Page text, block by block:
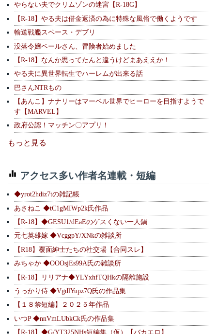
やらない夫でクリムゾンの迷宮【R-18G】
【R-18】やる夫は借金返済の為に特殊な風俗で働くようです
輸送戦艦スペース・デブリ
没落令嬢ベールさん、冒険者始めました
【R-18】なんか思ってたんと違うけどまあええか！
やる夫に異世界転生でハーレムが出来る話
巴さんNTRもの
【あんこ】ナナリーはマーベル世界でヒーローを目指すようで
す【MARVEL】
政府公認！マッチン〇アプリ！
もっと見る
アクセス多い作者名連載・短編
◆yrot2hdiz7tの雑記帳
あさねこ ◆tC1gMIWp2k氏作品
【R-18】◆GESU1/dEaEのゲスくない一人鍋
元七英雄嫁 ◆VcggpY/XNkの雑談所
【R18】覆面紳士たちの社交場【合同スレ】
みちゃか ◆OOOsjEs99A氏の雑談所
【R-18】リリアナ◆YLYxhfTQHkの隔離施設
うっかり侍 ◆VgdlYupz7Q氏の作品集
【１８禁短編】２０２５年作品
いつP ◆nnVmLUbkCk氏の作品集
【R-18】◆G/YT325NHs短編集（仮）【バカエロ】